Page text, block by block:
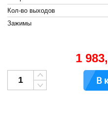
Кол-во выходов
Зажимы
1
В